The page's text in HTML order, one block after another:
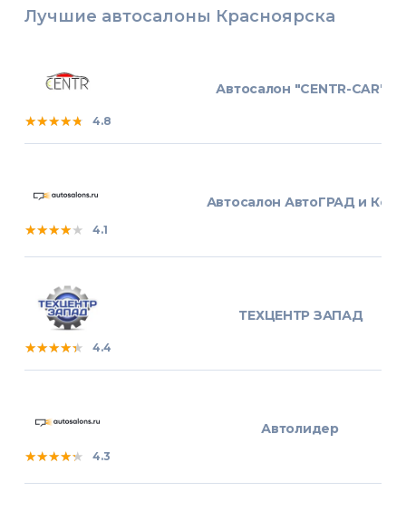
Лучшие автосалоны Красноярска
★★★★★
★★★★★
★★★★★ 4.8
Автосалон "CENTR-CAR"
★★★★★
★★★★★
★★★★★ 4.1
Автосалон АвтоГРАД и Ко
★★★★★
★★★★★
★★★★★ 4.4
ТЕХЦЕНТР ЗАПАД
★★★★★
★★★★★
★★★★★ 4.3
Автолидер